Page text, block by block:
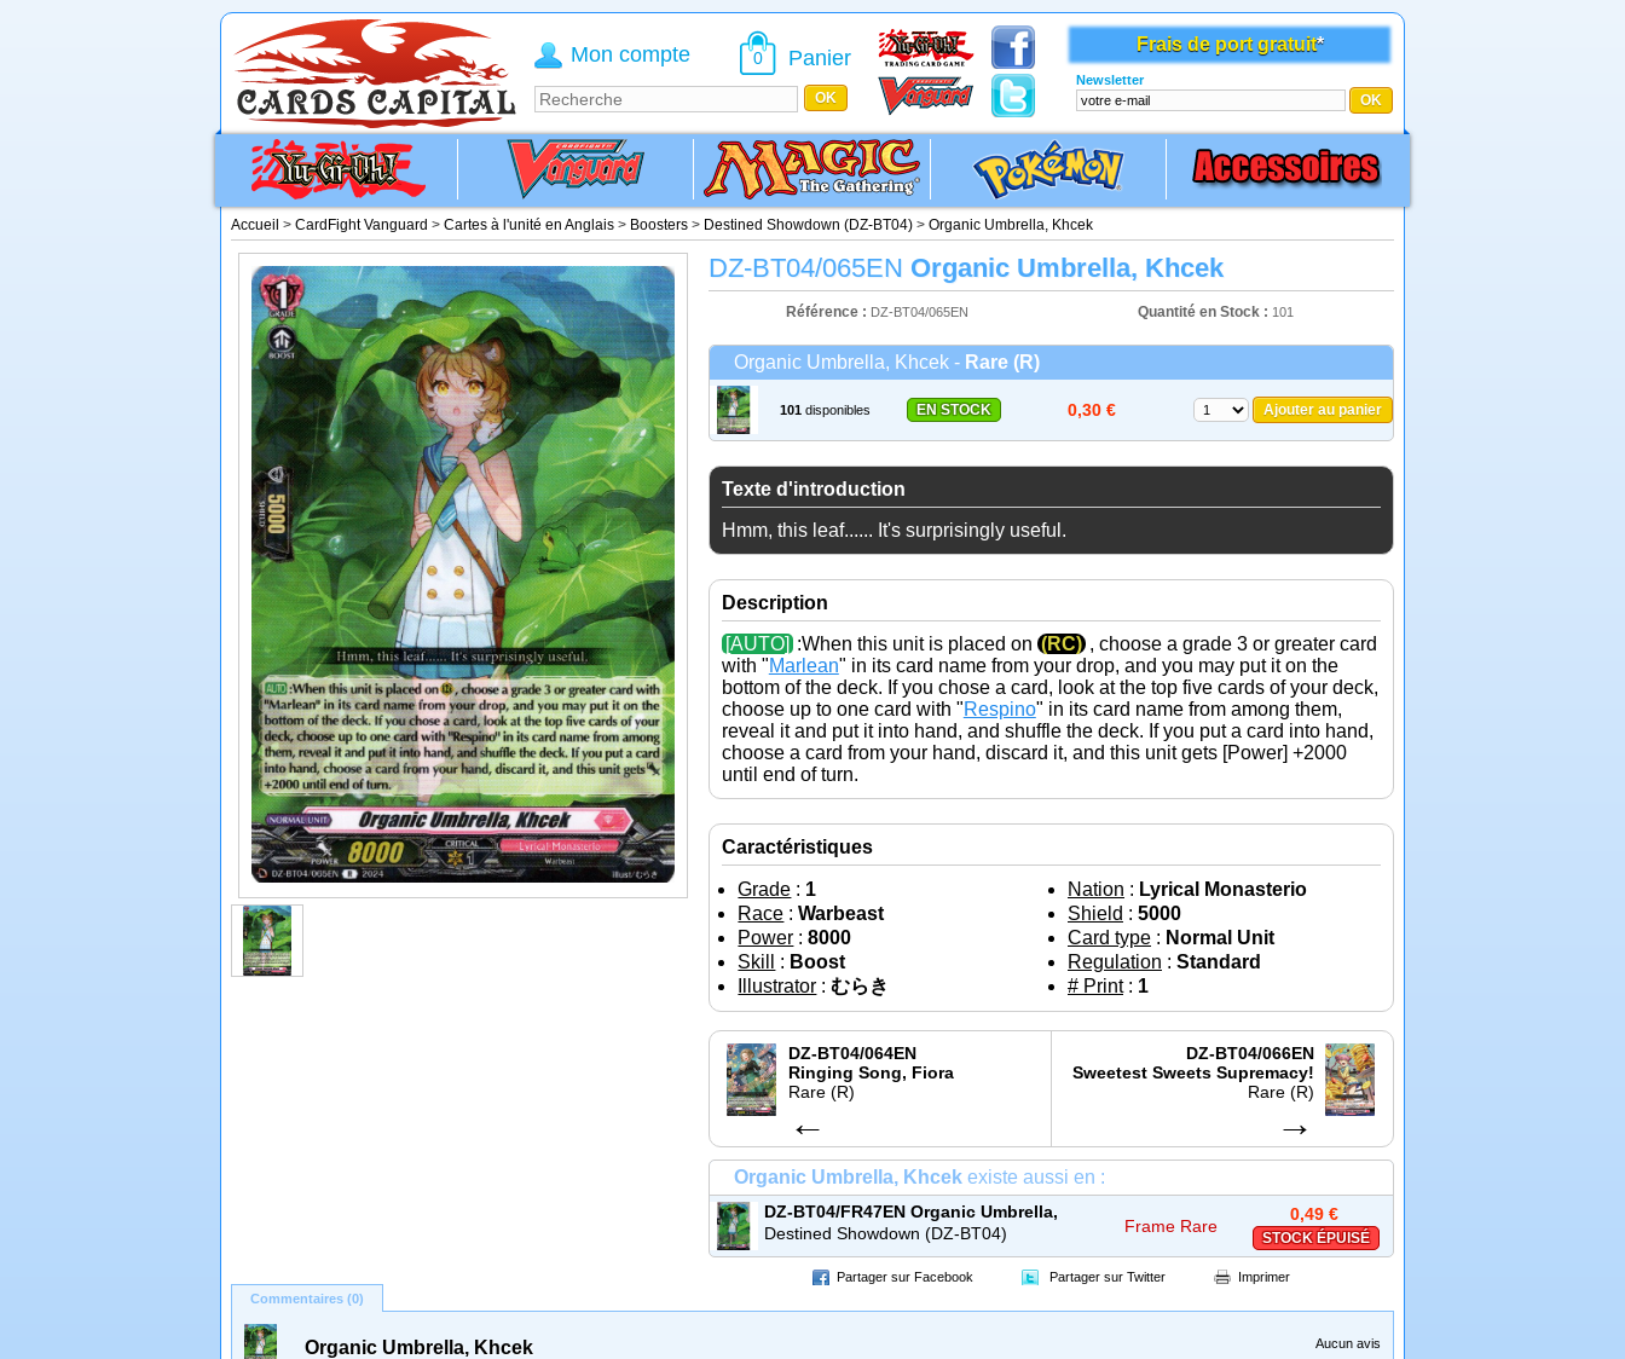
Accueil > CardFight Vanguard > Cartes à l'unité en Anglais > Boosters > Destined Showdown (DZ-BT04) > Organic Umbrella, Khcek
DZ-BT04/065EN Organic Umbrella, Khcek
Référence : DZ-BT04/065EN Quantité en Stock : 101
Organic Umbrella, Khcek - Rare (R)
101 disponibles EN STOCK 0,30 € Ajouter au panier
Texte d'introduction
Hmm, this leaf...... It's surprisingly useful.
Description
[AUTO] :When this unit is placed on (RC) , choose a grade 3 or greater card
with "Marlean" in its card name from your drop, and you may put it on the
bottom of the deck. If you chose a card, look at the top five cards of your deck,
choose up to one card with "Respino" in its card name from among them,
reveal it and put it into hand, and shuffle the deck. If you put a card into hand,
choose a card from your hand, discard it, and this unit gets [Power] +2000
until end of turn.
Caractéristiques
Grade : 1 Nation : Lyrical Monasterio
Race :Warbeast Shield : 5000
Power :8000 Card type : Normal Unit
Skill
: Boost Regulation : Standard
Illustrator :むらき # Print: 1
DZ-BT04/064EN
Ringing Song, Fiora
Rare (R)
←
DZ-BT04/066EN
Sweetest Sweets Supremacy!
Rare (R)
→
Organic Umbrella, Khcekexiste aussi en :
DZ-BT04/FR47EN Organic Umbrella,
Khcek Frame Rare (FR)
Destined Showdown (DZ-BT04) Frame Rare
(FR)
0,49 €
STOCK ÉPUISÉ
Partager sur Facebook Partager sur Twitter
Imprimer
Commentaires (0)
Organic Umbrella, Khcek Aucun avis
Frais de port gratuit*
Newsletter
Mon compte 0 Panier